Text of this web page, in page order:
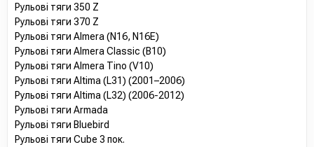
Рульові тяги 350 Z
Рульові тяги 370 Z
Рульові тяги Almera (N16, N16E)
Рульові тяги Almera Classic (B10)
Рульові тяги Almera Tino (V10)
Рульові тяги Altima (L31) (2001–2006)
Рульові тяги Altima (L32) (2006-2012)
Рульові тяги Armada
Рульові тяги Bluebird
Рульові тяги Cube 3 пок.